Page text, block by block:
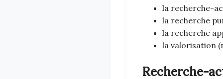
la recherche-
la recherche
la recherche
la valorisation
Recherche-